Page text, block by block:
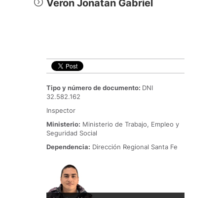
Veron Jonatan Gabriel
Tipo y número de documento: DNI
32.582.162
Inspector
Ministerio: Ministerio de Trabajo, Empleo y
Seguridad Social
Dependencia: Dirección Regional Santa Fe